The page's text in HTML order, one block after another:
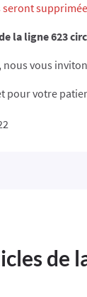
seront
la ligne 623
vous
pour votre
de